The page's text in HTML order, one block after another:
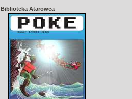
Biblioteka Atarowca